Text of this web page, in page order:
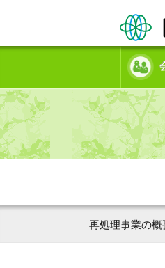
再処理事業の概